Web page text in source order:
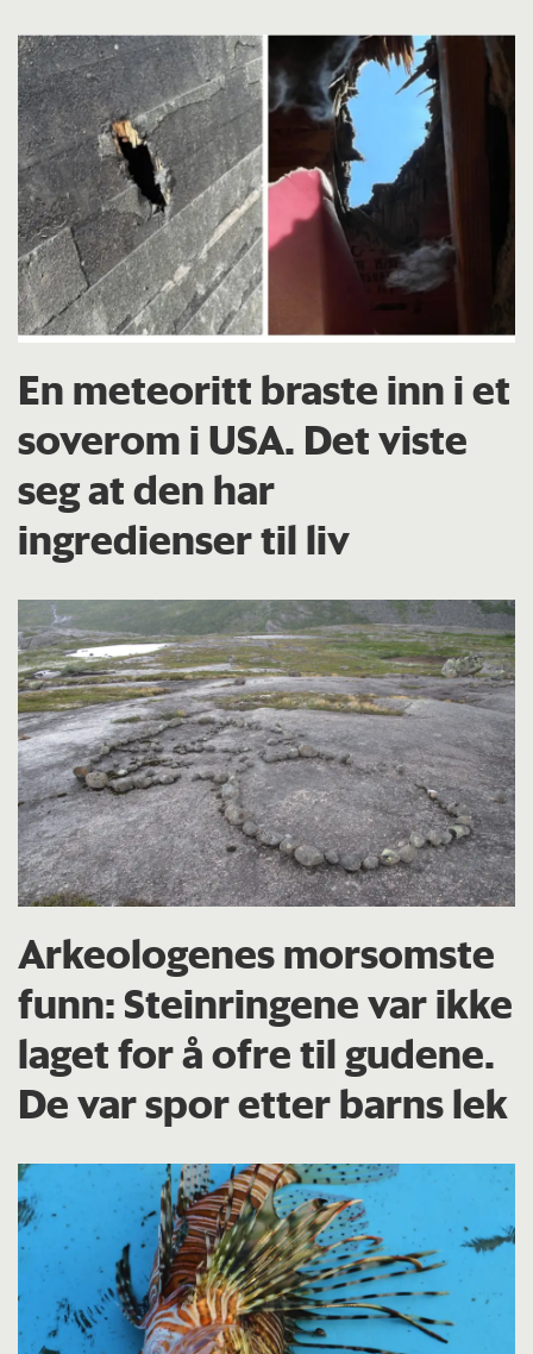
En meteoritt braste inn i et
soverom i USA. Det viste
seg at den har
ingredienser til liv
Arkeologenes morsomste
funn: Steinringene var ikke
laget for å ofre til gudene.
De var spor etter barns lek